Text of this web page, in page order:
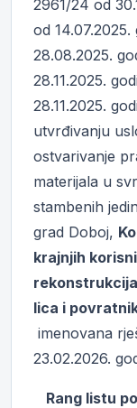
2961/24 od
od
28.08.2025.
28.11.2025.
28.11.2025.
utvrđivanju
ostvarivanje
materijala u
stambenih
grad Doboj,
krajnjih
lica i
imenovana
23.02.2026.
Rang listu